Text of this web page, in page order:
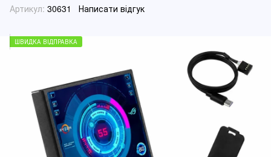
Артикул: 30631 Написати відгук
ШВИДКА ВІДПРАВКА